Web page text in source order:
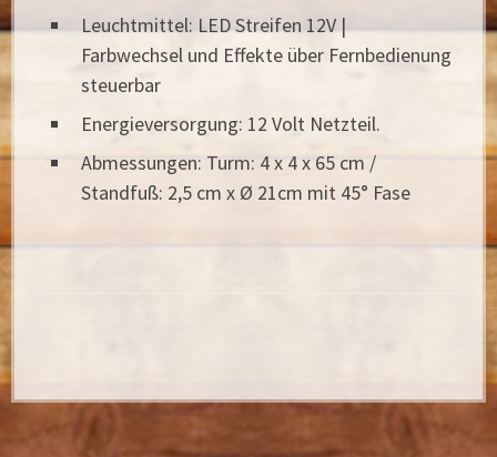
Leuchtmittel: LED Streifen 12V |
Farbwechsel und Effekte über Fernbedienung
steuerbar
Energieversorgung: 12 Volt Netzteil.
Abmessungen: Turm: 4 x 4 x 65 cm /
Standfuß: 2,5 cm x Ø 21cm mit 45° Fase